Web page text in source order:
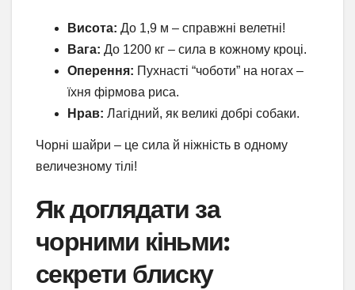
Висота: До 1,9 м – справжні велетні!
Вага: До 1200 кг – сила в кожному кроці.
Оперення: Пухнасті “чоботи” на ногах –
їхня фірмова риса.
Нрав: Лагідний, як великі добрі собаки.
Чорні шайри – це сила й ніжність в одному
величезному тілі!
Як доглядати за
чорними кіньми:
секрети блиску